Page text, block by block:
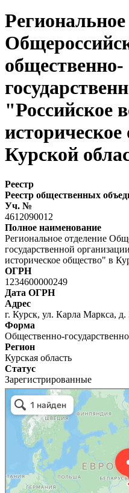
общественно-
"Российское
Курской
Реестр
Реестр общественных
Уч. №
4612090012
Полное наименование
Региональное отделение
государственной
историческое общество" в
ОГРН
1234600000249
Дата ОГРН
Адрес
г. Курск, ул. Карла Маркса,
Форма
Общественно-
Регион
Курская область
Статус
Зарегистрированные